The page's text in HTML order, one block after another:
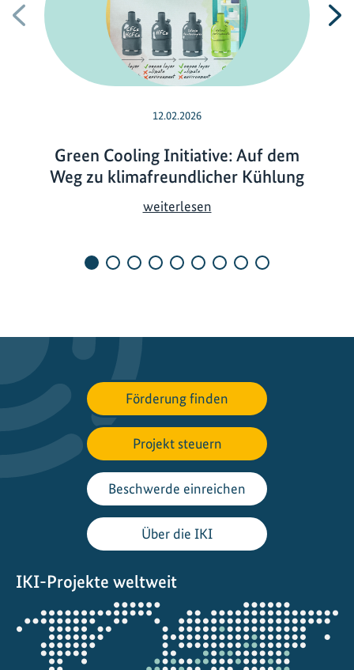
Vorherige
12.02.2026
Green Cooling Initiative: Auf dem
Weg zu klimafreundlicher Kühlung
weiterlesenG
e
i
n
g
I
n
i
t
i
a
e
:
A
Förderung finden
Projekt steuern
Beschwerde einreichen
Über die IKI
IKI-Projekte weltweit
Öffnet
die
Projektkarte